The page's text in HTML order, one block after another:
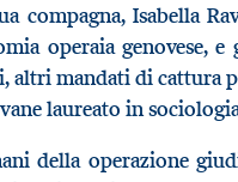
compagna, Isabella
operaia genovese, e
altri mandati di cattura
laureato in
della operazione